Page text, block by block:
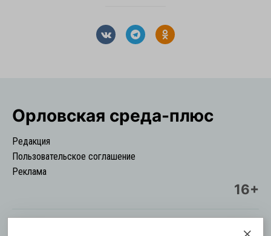
Орловская cреда-плюс
Редакция
Пользовательское соглашение
Реклама
16+